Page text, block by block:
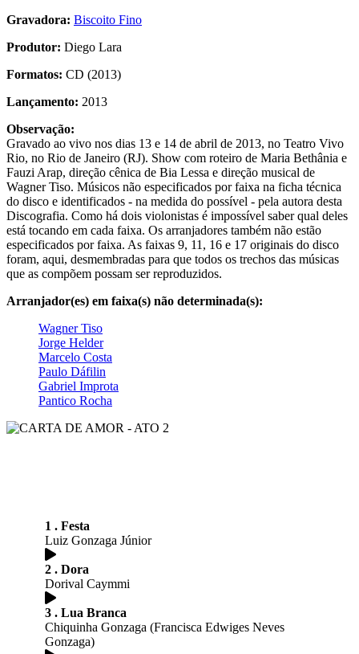
Gravadora: Biscoito Fino
Produtor: Diego Lara
Formatos: CD (2013)
Lançamento: 2013
Observação:
Gravado ao vivo nos dias 13 e 14 de abril de 2013, no Teatro Vivo
Rio, no Rio de Janeiro (RJ). Show com roteiro de Maria Bethânia e
Fauzi Arap, direção cênica de Bia Lessa e direção musical de
Wagner Tiso. Músicos não especificados por faixa na ficha técnica
do disco e identificados - na medida do possível - pela autora desta
Discografia. Como há dois violonistas é impossível saber qual deles
está tocando em cada faixa. Os arranjadores também não estão
especificados por faixa. As faixas 9, 11, 16 e 17 originais do disco
foram, aqui, desmembradas para que todos os trechos das músicas
que as compõem possam ser reproduzidos.
Arranjador(es) em faixa(s) não determinada(s):
Wagner Tiso
Jorge Helder
Marcelo Costa
Paulo Dáfilin
Gabriel Improta
Pantico Rocha
1 . Festa
Luiz Gonzaga Júnior
2 . Dora
Dorival Caymmi
3 . Lua Branca
Chiquinha Gonzaga (Francisca Edwiges Neves
Gonzaga)